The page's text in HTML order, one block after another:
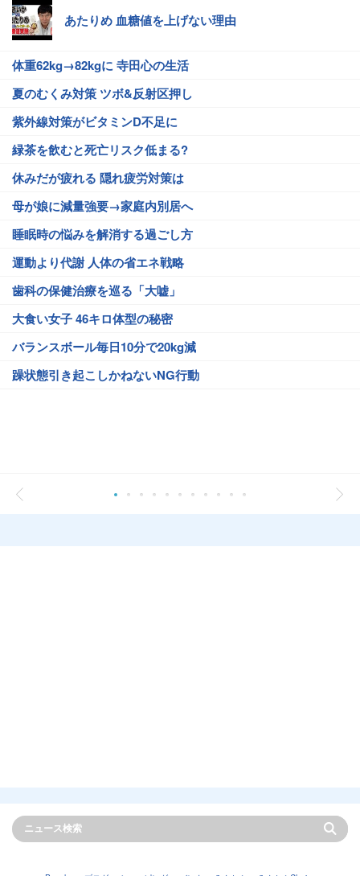
あたりめ 血糖値を上げない理由
体重62kg→82kgに 寺田心の生活
夏のむくみ対策 ツボ&反射区押し
紫外線対策がビタミンD不足に
緑茶を飲むと死亡リスク低まる?
休みだが疲れる 隠れ疲労対策は
母が娘に減量強要→家庭内別居へ
睡眠時の悩みを解消する過ごし方
運動より代謝 人体の省エネ戦略
歯科の保健治療を巡る「大嘘」
大食い女子 46キロ体型の秘密
バランスボール毎日10分で20kg減
躁状態引き起こしかねないNG行動